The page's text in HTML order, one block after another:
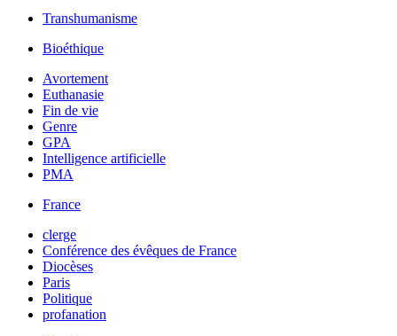
Transhumanisme
Bioéthique
Avortement
Euthanasie
Fin de vie
Genre
GPA
Intelligence artificielle
PMA
France
clerge
Conférence des évêques de France
Diocèses
Paris
Politique
profanation